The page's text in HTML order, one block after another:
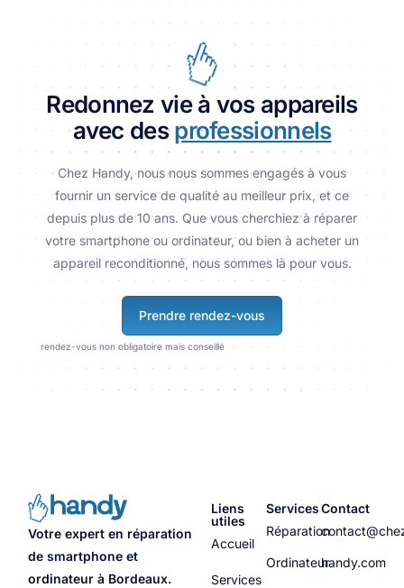
Redonnez vie à vos appareils
avec des professionnels
Chez Handy, nous nous sommes engagés à vous
fournir un service de qualité au meilleur prix, et ce
depuis plus de 10 ans. Que vous cherchiez à réparer
votre smartphone ou ordinateur, ou bien à acheter un
appareil reconditionné, nous sommes là pour vous.
Prendre rendez-vous
rendez-vous non obligatoire mais conseillé
Votre expert en réparation
de smartphone et
ordinateur à Bordeaux.
Liens
utiles
Accueil
Services
Services
Réparation
Ordinateur
Contact
handy.com